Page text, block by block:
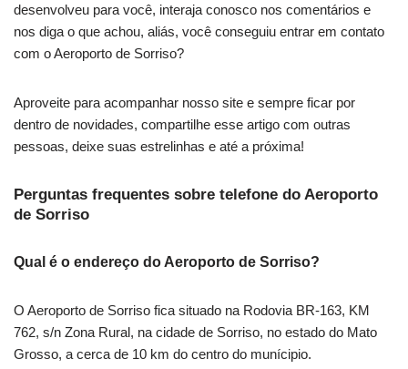
desenvolveu para você, interaja conosco nos comentários e
nos diga o que achou, aliás, você conseguiu entrar em contato
com o Aeroporto de Sorriso?
Aproveite para acompanhar nosso site e sempre ficar por
dentro de novidades, compartilhe esse artigo com outras
pessoas, deixe suas estrelinhas e até a próxima!
Perguntas frequentes sobre telefone do Aeroporto
de Sorriso
Qual é o endereço do Aeroporto de Sorriso?
O Aeroporto de Sorriso fica situado na Rodovia BR-163, KM
762, s/n Zona Rural, na cidade de Sorriso, no estado do Mato
Grosso, a cerca de 10 km do centro do munícipio.